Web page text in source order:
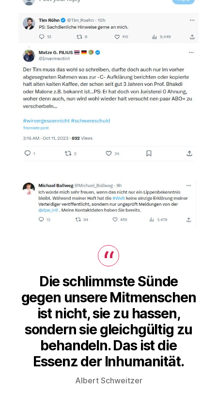
Die schlimmste Sünde
gegen unsere Mitmenschen
ist nicht, sie zu hassen,
sondern sie gleichgültig zu
behandeln. Das ist die
Essenz der Inhumanität.
Albert Schweitzer